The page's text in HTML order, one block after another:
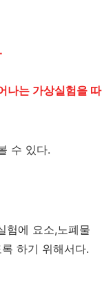
나는 가상실험을 따
수 있다.
험에 요소,노폐물
하기 위해서다.